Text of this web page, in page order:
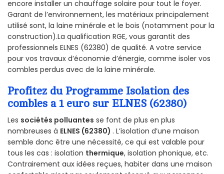
encore installer un chauffage solaire pour tout le foyer.
Garant de l’environnement, les matériaux principalement
utilisé sont, la laine minérale et le bois (notamment pour la
construction).La qualification RGE, vous garantit des
professionnels ELNES (62380) de qualité. A votre service
pour vos travaux d’économie d’énergie, comme isoler vos
combles perdus avec de la laine minérale.
Profitez du Programme Isolation des
combles a 1 euro sur ELNES (62380)
Les sociétés polluantes se font de plus en plus
nombreuses à ELNES (62380) . L’isolation d’une maison
semble donc être une nécessité, ce qui est valable pour
tous les cas : isolation thermique, isolation phonique, etc.
Contrairement aux idées reçues, habiter dans une maison